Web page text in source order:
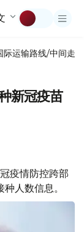
际运输路线/中间走廊
新冠疫苗
疫情防控跨部
人数信息。